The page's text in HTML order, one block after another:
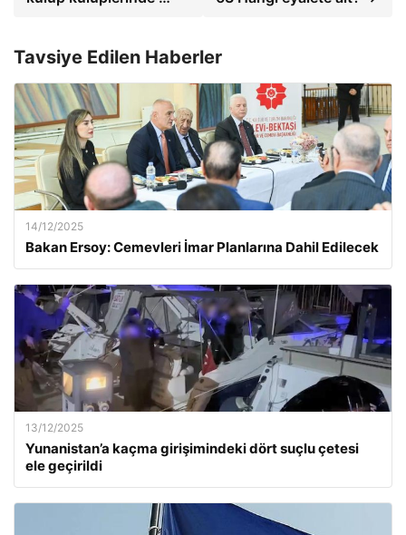
Tavsiye Edilen Haberler
14/12/2025
Bakan Ersoy: Cemevleri İmar Planlarına Dahil Edilecek
13/12/2025
Yunanistan’a kaçma girişimindeki dört suçlu çetesi
ele geçirildi